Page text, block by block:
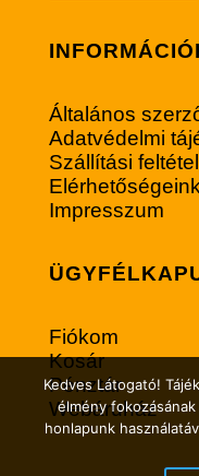
Általános
Adatvédelmi
Szállítási
Elérhetőségeink
Impresszum
Fiókom
Kosár
Pénztár
Webáruház
Kedves Látogató!
élmény
honlapunk